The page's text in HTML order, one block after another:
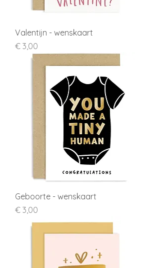
Valentijn - wenskaart
Prijs
€ 3,00
Geboorte - wenskaart
Prijs
€ 3,00